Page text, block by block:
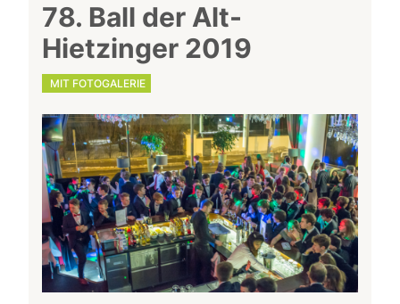
78. Ball der Alt-
Hietzinger 2019
MIT FOTOGALERIE